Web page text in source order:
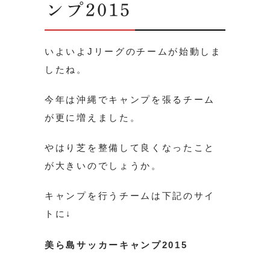
ンプ2015
いよいよJリーグのチームが始動しま
したね。
今年は沖縄でキャンプを張るチーム
が更に増えました。
やはり芝を整備して良くなったこと
が大きいのでしょうか。
キャンプを行うチームは下記のサイ
トに↓
美ら島サッカーキャンプ2015